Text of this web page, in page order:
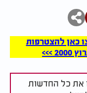
כאן להצטרפות
>>>
את כל החדשות